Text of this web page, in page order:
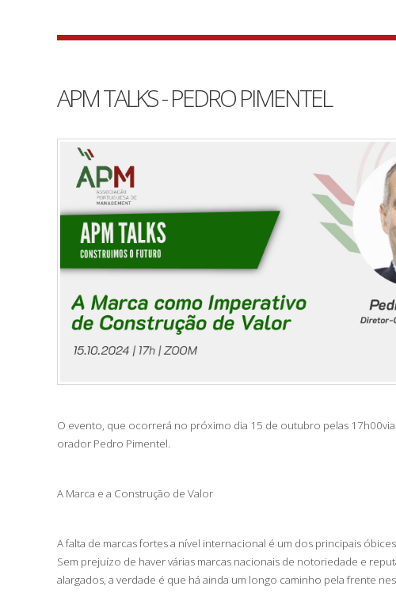
APM TALKS - PEDRO PIMENTEL
O evento, que ocorrerá no próximo dia 15 de outubro pelas 17h00
orador Pedro Pimentel.
A Marca e a Construção de Valor
A falta de marcas fortes a nível internacional é um dos principais
Sem prejuízo de haver várias marcas nacionais de notoriedade e
alargados, a verdade é que há ainda um longo caminho pela frente